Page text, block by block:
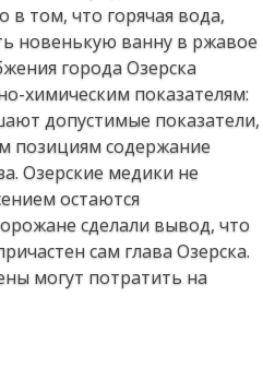
том, что горячая вода,
новенькую ванну в ржавое
города Озерска
химическим показателям:
допустимые показатели,
позициям содержание
Озерские медики не
остаются
сделали вывод, что
сам глава Озерска.
могут потратить на